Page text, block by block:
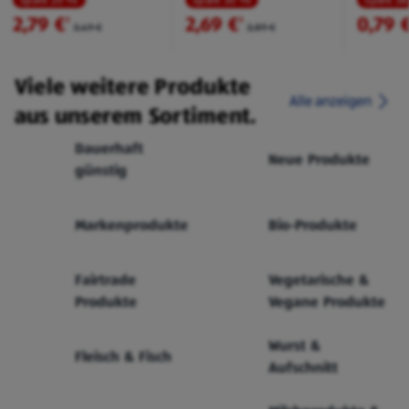
2,79 €² 3,49 € 2,69 €² 3,89 € 0,79
Viele weitere Produkte
aus unserem Sortiment.
Alle anzeigen
Dauerhaft
günstig
Neue Produkte
Markenprodukte Bio-Produkte
Fairtrade
Produkte
Vegetarische &
Vegane Produkte
Fleisch & Fisch
Wurst &
Aufschnitt